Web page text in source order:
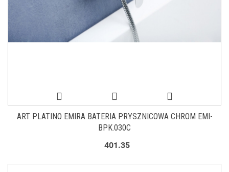
ART PLATINO EMIRA BATERIA PRYSZNICOWA CHROM EMI-
BPK.030C
401.35